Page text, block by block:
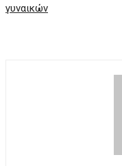
γυναικών